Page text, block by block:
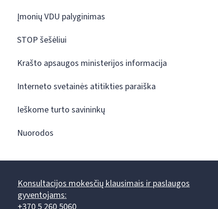
Įmonių VDU palyginimas
STOP šešėliui
Krašto apsaugos ministerijos informacija
Interneto svetainės atitikties paraiška
Ieškome turto savininkų
Nuorodos
Konsultacijos mokesčių klausimais ir paslaugos
gyventojams:
+370 5 260 5060